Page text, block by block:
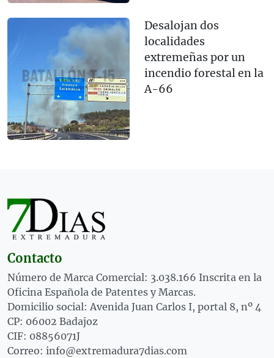
Desalojan dos
localidades
extremeñas por un
incendio forestal en la
A-66
Contacto
Número de Marca Comercial: 3.038.166 Inscrita en la
Oficina Española de Patentes y Marcas.
Domicilio social: Avenida Juan Carlos I, portal 8, nº 4
CP: 06002 Badajoz
CIF: 08856071J
Correo: info@extremadura7dias.com